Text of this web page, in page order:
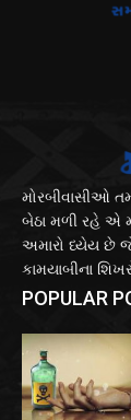
મોરબીવાસીઓ
બેઠા મળી રહે એ
અમારો ધ્યેય છે જે
કામયાબીના
POPULAR